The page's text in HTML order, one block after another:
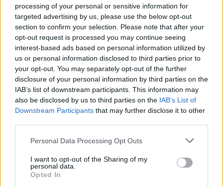
processing of your personal or sensitive information for
targeted advertising by us, please use the below opt-out
section to confirm your selection. Please note that after your
opt-out request is processed you may continue seeing
interest-based ads based on personal information utilized by
us or personal information disclosed to third parties prior to
your opt-out. You may separately opt-out of the further
disclosure of your personal information by third parties on the
IAB’s list of downstream participants. This information may
also be disclosed by us to third parties on the IAB’s List of
Downstream Participants that may further disclose it to other
Please note that this website/app uses one or more Google
not limited to your visit or usage behaviour. You may click to
grant or deny consent to Google and its third-party tags to
use your data for below specified purposes in below Google
Personal Data Processing Opt Outs
I want to opt-out of the Sharing of my
personal data.
Opted In
Ακολουθήστε
τοjenny.grστοgoogle news και
καλύτερα προϊόντα ομορφιάς, την
τέλεια εφαρμογή τους και τα πιο